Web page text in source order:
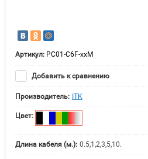
Артикул: PC01-C6F-xxM
Добавить к сравнению
Производитель: ITK
Цвет:
Длина кабеля (м.): 0.5,1,2,3,5,10.